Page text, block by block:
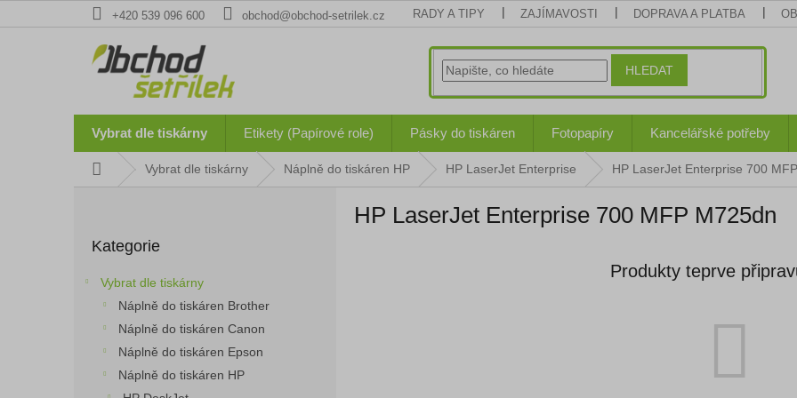
na
+420 539 096 600 obchod@obchod-setrilek.cz RADY A TIPY ZAJÍMAVOSTI DOPRAVA A PLATBA
HLEDAT
Vybrat dle tiskárny Etikety (Papírové role) Pásky do tiskáren Fotopapíry Kancelářské potřeby
Domů Vybrat dle tiskárny Náplně do tiskáren HP HP LaserJet Enterprise HP LaserJet Enterprise 700
kategorie
Kategorie
Vybrat dle tiskárny
Náplně do tiskáren Brother
Náplně do tiskáren Canon
Náplně do tiskáren Epson
Náplně do tiskáren HP
HP LaserJet Enterprise 700 MFP M725dn
Produkty teprve